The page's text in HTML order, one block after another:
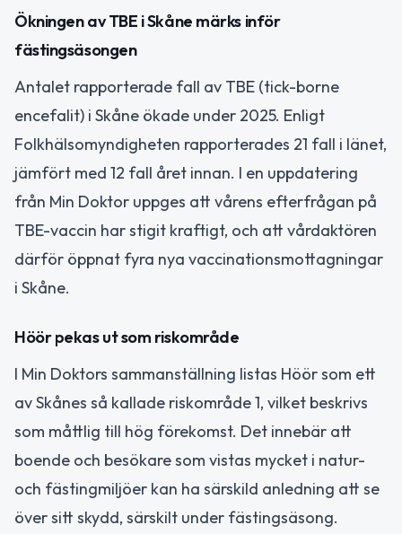
Ökningen av TBE i Skåne märks inför
fästingsäsongen
Antalet rapporterade fall av TBE (tick-borne
encefalit) i Skåne ökade under 2025. Enligt
Folkhälsomyndigheten rapporterades 21 fall i länet,
jämfört med 12 fall året innan. I en uppdatering
från Min Doktor uppges att vårens efterfrågan på
TBE-vaccin har stigit kraftigt, och att vårdaktören
därför öppnat fyra nya vaccinationsmottagningar
i Skåne.
Höör pekas ut som riskområde
I Min Doktors sammanställning listas Höör som ett
av Skånes så kallade riskområde 1, vilket beskrivs
som måttlig till hög förekomst. Det innebär att
boende och besökare som vistas mycket i natur-
och fästingmiljöer kan ha särskild anledning att se
över sitt skydd, särskilt under fästingsäsong.